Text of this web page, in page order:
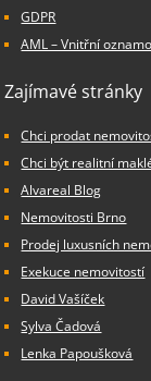
GDPR
AML – Vnitřní
Zajímavé stránky
Chci prodat
Chci být realitní
Alvareal Blog
Nemovitosti Brno
Prodej luxusních
Exekuce nemovitostí
David Vašíček
Sylva Čadová
Lenka Papoušková